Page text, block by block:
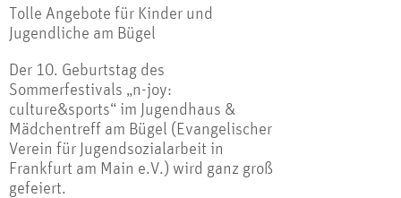
Tolle Angebote für Kinder und
Jugendliche am Bügel
Der 10. Geburtstag des
Sommerfestivals „n-joy:
culture&sports“ im Jugendhaus &
Mädchentreff am Bügel (Evangelischer
Verein für Jugendsozialarbeit in
Frankfurt am Main e.V.) wird ganz groß
gefeiert.